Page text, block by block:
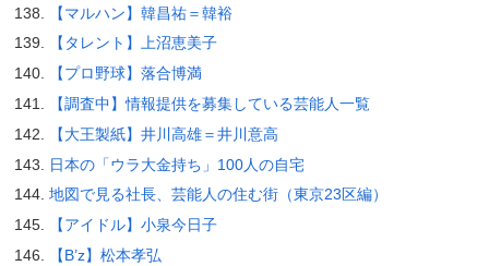
【マルハン】韓昌祐＝韓裕
【タレント】上沼恵美子
【プロ野球】落合博満
【調査中】情報提供を募集している芸能人一覧
【大王製紙】井川高雄＝井川意高
日本の「ウラ大金持ち」100人の自宅
地図で見る社長、芸能人の住む街（東京23区編）
【アイドル】小泉今日子
【B’z】松本孝弘